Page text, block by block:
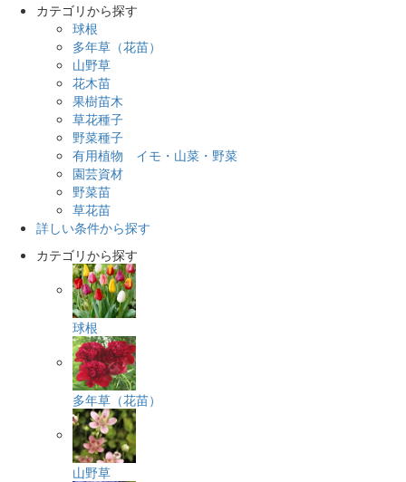
カテゴリから探す
球根
多年草（花苗）
山野草
花木苗
果樹苗木
草花種子
野菜種子
有用植物 イモ・山菜・野菜
園芸資材
野菜苗
草花苗
詳しい条件から探す
カテゴリから探す
球根
多年草（花苗）
山野草